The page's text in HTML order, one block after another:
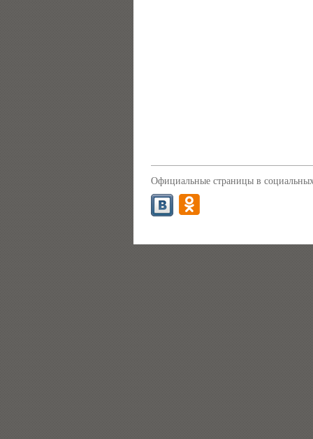
Официальные страницы в социальных